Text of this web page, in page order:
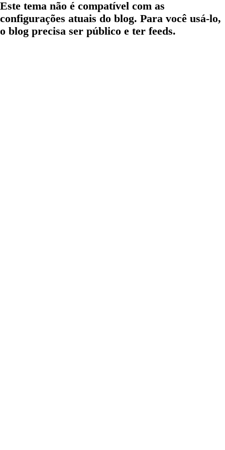
Este tema não é compatível com as
configurações atuais do blog. Para você usá-lo,
o blog precisa ser público e ter feeds.